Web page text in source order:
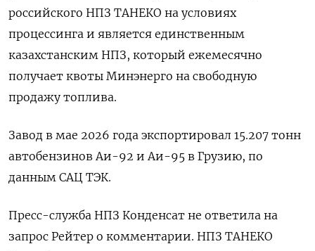
российского НПЗ ТАНЕКО на условиях
процессинга и является единственным
казахстанским НПЗ, который ежемесячно
получает квоты Минэнерго на свободную
продажу топлива.
Завод в мае 2026 года ​экспортировал 15.207 тонн
автобензинов Аи-92 ​и Аи-95 в Грузию, по
‌данным САЦ ТЭК.
Пресс-служба НПЗ Конденсат не ответила на
запрос Рейтер о комментарии. НПЗ ТАНЕКО